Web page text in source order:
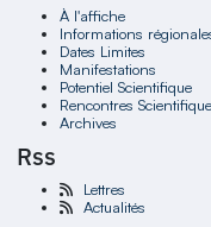
À l'affiche
Informations
Dates Limites
Manifestations
Potentiel Scientifique
Rencontres
Archives
Rss
Lettres
Actualités